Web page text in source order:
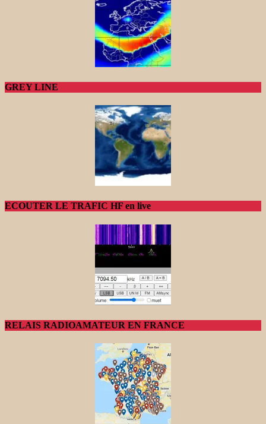
GREY LINE
ECOUTER LE TRAFIC HF en live
RELAIS RADIOAMATEUR EN FRANCE